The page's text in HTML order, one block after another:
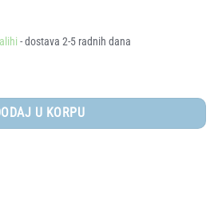
- dostava 2-5 radnih dana
količina
U KORPU